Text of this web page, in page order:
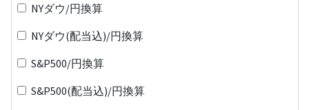
NYダウ/円換算
NYダウ(配当込)/円換算
S&P500/円換算
S&P500(配当込)/円換算